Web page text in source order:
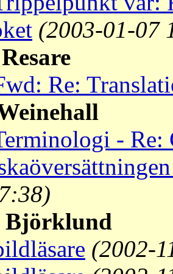
(2003-01-07
Re:
- Re:
Björklund
(2002-